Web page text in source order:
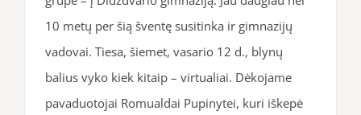
10 metų per šią šventę susitinka ir gimnazijų
vadovai. Tiesa, šiemet, vasario 12 d., blynų
balius vyko kiek kitaip – virtualiai. Dėkojame
pavaduotojai Romualdai Pupinytei, kuri iškepė